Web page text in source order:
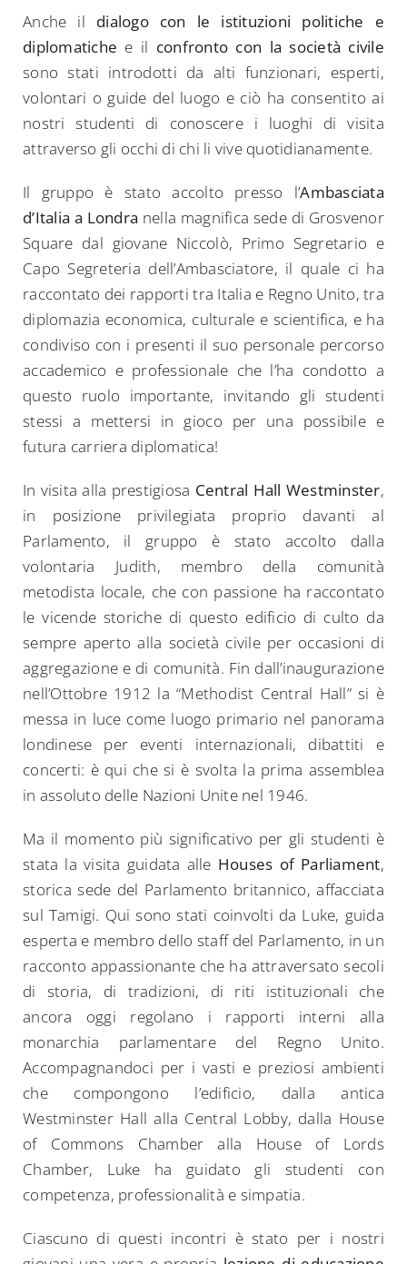
Anche il dialogo con le istituzioni politiche e
diplomatiche e il confronto con la società civile
sono stati introdotti da alti funzionari, esperti,
volontari o guide del luogo e ciò ha consentito ai
nostri studenti di conoscere i luoghi di visita
attraverso gli occhi di chi li vive quotidianamente.
Il gruppo è stato accolto presso l’Ambasciata
d’Italia a Londra nella magnifica sede di Grosvenor
Square dal giovane Niccolò, Primo Segretario e
Capo Segreteria dell’Ambasciatore, il quale ci ha
raccontato dei rapporti tra Italia e Regno Unito, tra
diplomazia economica, culturale e scientifica, e ha
condiviso con i presenti il suo personale percorso
accademico e professionale che l’ha condotto a
questo ruolo importante, invitando gli studenti
stessi a mettersi in gioco per una possibile e
futura carriera diplomatica!
In visita alla prestigiosa Central Hall Westminster,
in posizione privilegiata proprio davanti al
Parlamento, il gruppo è stato accolto dalla
volontaria Judith, membro della comunità
metodista locale, che con passione ha raccontato
le vicende storiche di questo edificio di culto da
sempre aperto alla società civile per occasioni di
aggregazione e di comunità. Fin dall’inaugurazione
nell’Ottobre 1912 la “Methodist Central Hall” si è
messa in luce come luogo primario nel panorama
londinese per eventi internazionali, dibattiti e
concerti: è qui che si è svolta la prima assemblea
in assoluto delle Nazioni Unite nel 1946.
Ma il momento più significativo per gli studenti è
stata la visita guidata alle Houses of Parliament,
storica sede del Parlamento britannico, affacciata
sul Tamigi. Qui sono stati coinvolti da Luke, guida
esperta e membro dello staff del Parlamento, in un
racconto appassionante che ha attraversato secoli
di storia, di tradizioni, di riti istituzionali che
ancora oggi regolano i rapporti interni alla
monarchia parlamentare del Regno Unito.
Accompagnandoci per i vasti e preziosi ambienti
che compongono l’edificio, dalla antica
Westminster Hall alla Central Lobby, dalla House
of Commons Chamber alla House of Lords
Chamber, Luke ha guidato gli studenti con
competenza, professionalità e simpatia.
Ciascuno di questi incontri è stato per i nostri